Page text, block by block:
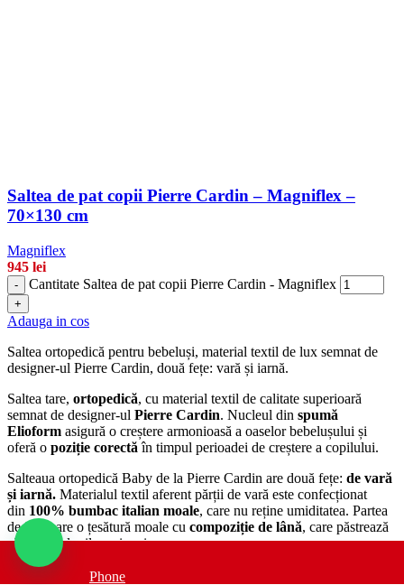
Saltea de pat copii Pierre Cardin – Magniflex –
70×130 cm
Magniflex
945 lei
- Cantitate Saltea de pat copii Pierre Cardin - Magniflex
+
Adauga in cos
Saltea ortopedică pentru bebeluși, material textil de lux semnat de
designer-ul Pierre Cardin, două fețe: vară și iarnă.
Saltea tare, ortopedică, cu material textil de calitate superioară
semnat de designer-ul Pierre Cardin. Nucleul din spumă
Elioform asigură o creștere armonioasă a oaselor bebelușului și
oferă o poziție corectăîn timpul perioadei de creștere a copilului.
Salteaua ortopedică Baby de la Pierre Cardin are două fețe: de vară
și iarnă. Materialul textil aferent părții de vară este confecționat
din 100% bumbac italian moale, care nu reține umiditatea. Partea
de iarnă are o țesătură moale cu compoziție de lână, care păstrează
căldura în lunile mai reci.
Materialul textil este semnat de Pierre Cardin și este fabricat
Phone